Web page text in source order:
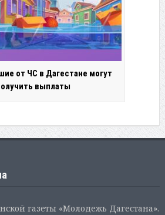
от ЧС в Дагестане могут
выплаты
газеты «Молодежь Дагестана».